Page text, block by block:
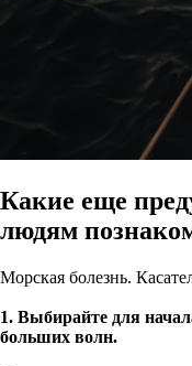
Какие еще
людям
Морская болезнь.
1. Выбирайте для
больших волн.